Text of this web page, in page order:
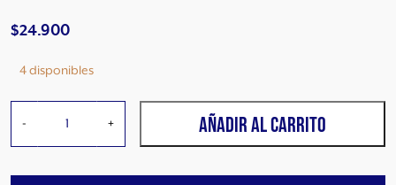
$24.900
4 disponibles
-
C
+ AÑADIR AL CARRITO